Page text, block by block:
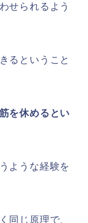
せられるよう
るということ
を休めるとい
ような経験を
同じ原理で、